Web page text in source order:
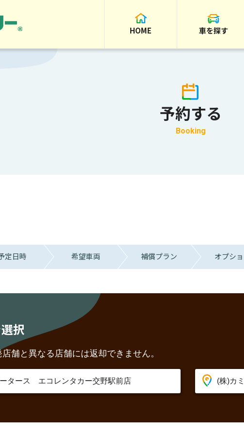
HOME 車を探す
予約する
Booking
定日時 希望車両 補償プラン オプシ
択
舗と異なる店舗には返却できません。